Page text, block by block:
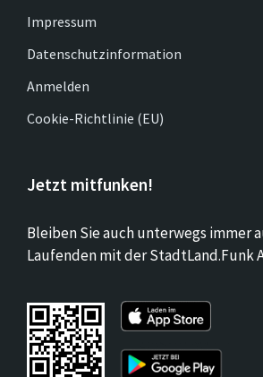
Impressum
Datenschutzinformation
Anmelden
Cookie-Richtlinie (EU)
Jetzt mitfunken!
Bleiben Sie auch unterwegs immer
Laufenden mit der StadtLand.Funk